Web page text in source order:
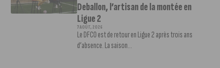
Deballon, l’artisan de la montée en
Ligue 2
7 AOÛT, 2026
Le DFCO est de retour en Ligue 2 après trois ans
d’absence. La saison...